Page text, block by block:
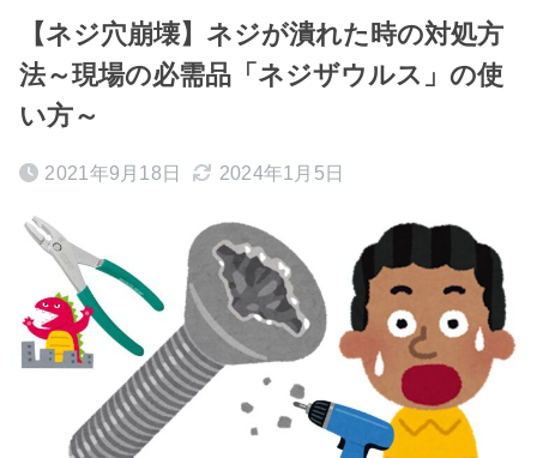
【ネジ穴崩壊】ネジが潰れた時の対処方
法～現場の必需品「ネジザウルス」の使
い方～
2021年9月18日 2024年1月5日